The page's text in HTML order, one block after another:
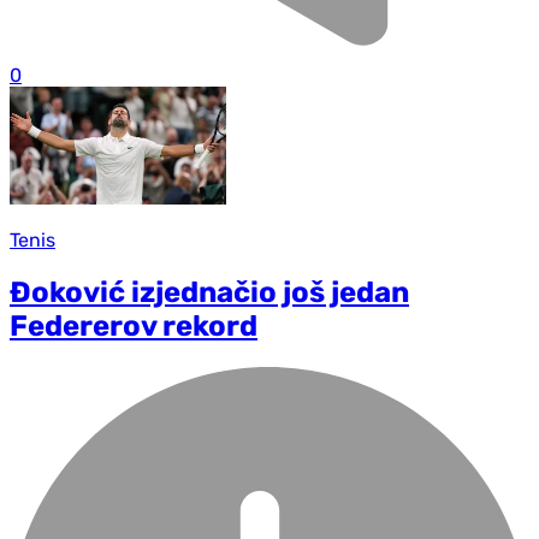
0
Tenis
Đoković izjednačio još jedan
Federerov rekord